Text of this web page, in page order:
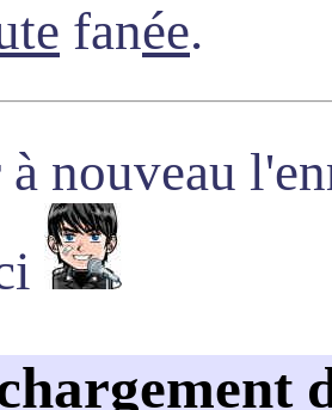
fanée.
nouveau